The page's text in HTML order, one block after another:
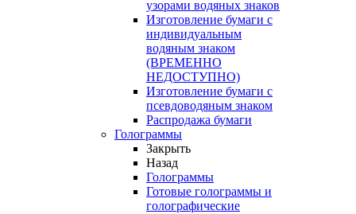
узорами водяных знаков
Изготовление бумаги с
индивидуальным
водяным знаком
(ВРЕМЕННО
НЕДОСТУПНО)
Изготовление бумаги с
псевдоводяным знаком
Распродажа бумаги
Голограммы
Закрыть
Назад
Голограммы
Готовые голограммы и
голографические